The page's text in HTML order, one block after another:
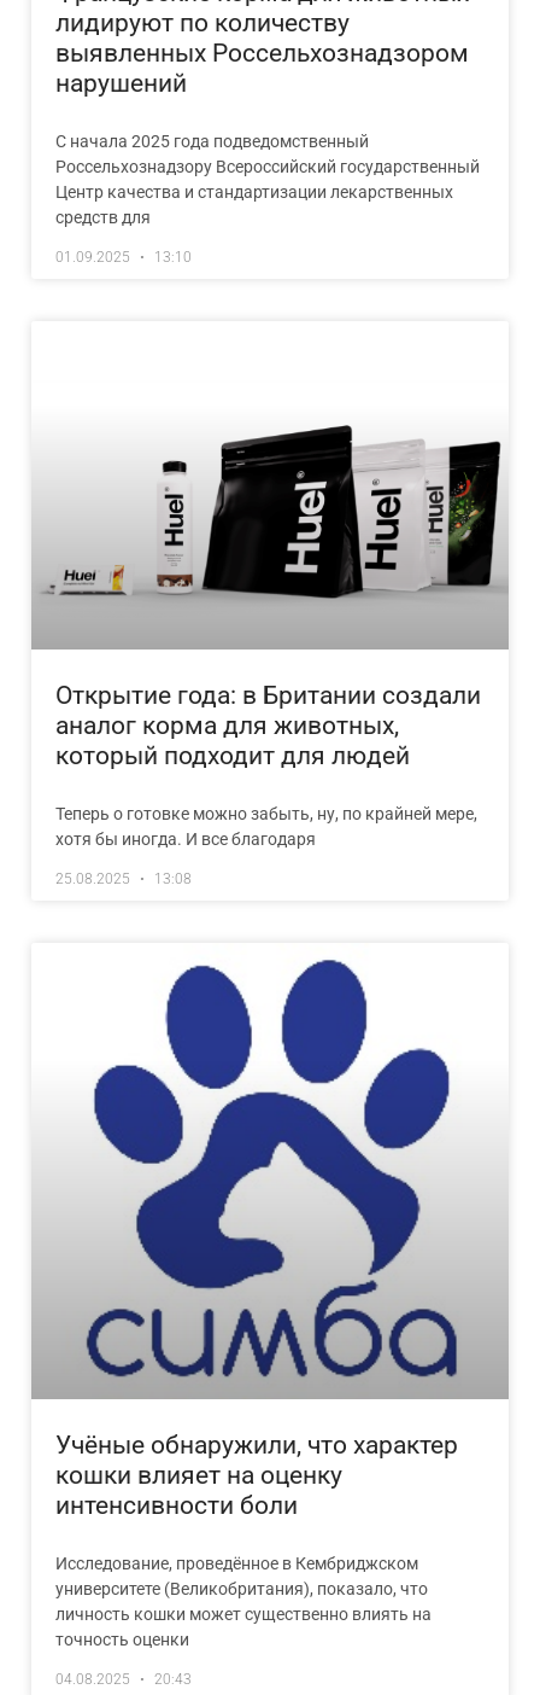
лидируют по количеству
выявленных Россельхознадзором
нарушений
С начала 2025 года подведомственный
Россельхознадзору Всероссийский государственный
Центр качества и стандартизации лекарственных
средств для
01.09.2025 13:10
Открытие года: в Британии создали
аналог корма для животных,
который подходит для людей
Теперь о готовке можно забыть, ну, по крайней мере,
хотя бы иногда. И все благодаря
25.08.2025 13:08
Учёные обнаружили, что характер
кошки влияет на оценку
интенсивности боли
Исследование, проведённое в Кембриджском
университете (Великобритания), показало, что
личность кошки может существенно влиять на
точность оценки
04.08.2025 20:43